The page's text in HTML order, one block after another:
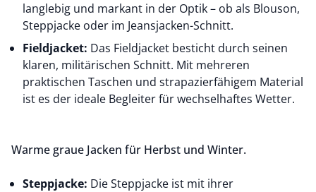
langlebig und markant in der Optik – ob als Blouson,
Steppjacke oder im Jeansjacken-Schnitt.
Fieldjacket: Das Fieldjacket besticht durch seinen
klaren, militärischen Schnitt. Mit mehreren
praktischen Taschen und strapazierfähigem Material
ist es der ideale Begleiter für wechselhaftes Wetter.
Warme graue Jacken für Herbst und Winter.
Steppjacke: DieSteppjacke ist mit ihrer